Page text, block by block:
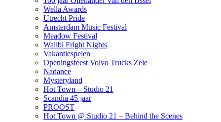
Wella Awards
Utrecht Pride
Amsterdam Music Festival
Meadow Festival
Walibi Fright Nights
Vakantiespelen
Openingsfeest Volvo Trucks Zele
Nadance
Mysteryland
Hot Town – Studio 21
Scandia 45 jaar
PROOST
Hot Town @ Studio 21 – Behind the Scenes